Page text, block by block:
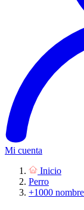
Mi cuenta
Inicio
Perro
+1000